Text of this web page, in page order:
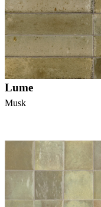
Lume
Musk